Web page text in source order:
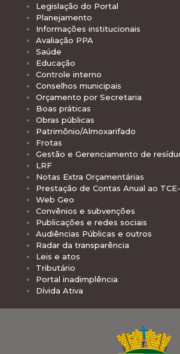
Legislação do Portal
Planejamento
Informações institucionais
Avaliação PPA
Saúde
Educação
Controle interno
Conselhos municipais
Orçamento por Secretaria
Boas práticas
Obras públicas
Patrimônio/Almoxarifado
Frotas
Gestão e Gerenciamento de
LRF
Notas Extra Orçamentárias
Prestação de Contas Anual ao
Web Geo
Convênios e subvenções
Publicações e redes sociais
Audiências Públicas e outros
Radar da transparência
Leis e atos
Tributário
Portal inadimplência
Dívida Ativa